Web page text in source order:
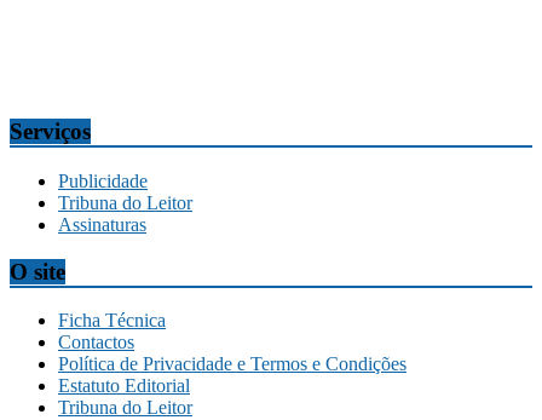
Serviços
Publicidade
Tribuna do Leitor
Assinaturas
O site
Ficha Técnica
Contactos
Política de Privacidade e Termos e Condições
Estatuto Editorial
Tribuna do Leitor